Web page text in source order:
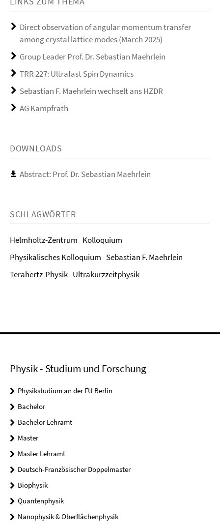
Direct observation of angular momentum transfer
among crystal lattice modes (March 2025)
Group Leader Prof. Dr. Sebastian Maehrlein
TRR 227: Ultrafast Spin Dynamics
Sebastian F. Maehrlein wechselt ans HZDR
AG Kampfrath
DOWNLOADS
Abstract: Prof. Dr. Sebastian Maehrlein
SCHLAGWÖRTER
Helmholtz-Zentrum Kolloquium
Physikalisches Kolloquium Sebastian F. Maehrlein
Terahertz-Physik Ultrakurzzeitphysik
Physik - Studium und Forschung
Physikstudium an der FU Berlin
Bachelor
Bachelor Lehramt
Master
Master Lehramt
Deutsch-Französischer Doppelmaster
Biophysik
Quantenphysik
Nanophysik & Oberflächenphysik